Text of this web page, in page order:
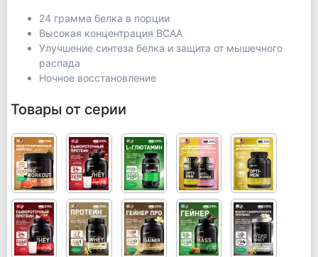
24 грамма белка в порции
Высокая концентрация BCAA
Улучшение синтеза белка и защита от мышечного
распада
Ночное восстановление
Товары от серии